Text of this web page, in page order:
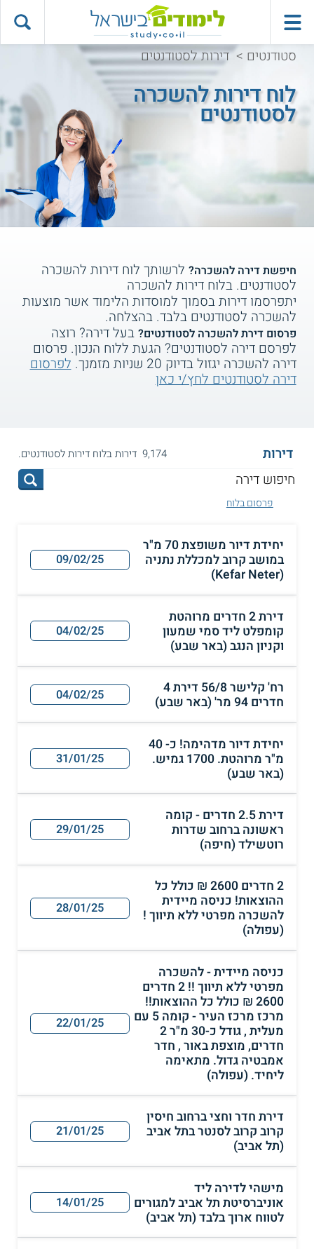
סטודנטים >דירות לסטודנטים
לוח דירות להשכרה
לסטודנטים
חיפשת דירה להשכרה? לרשותך לוח דירות להשכרה
לסטודנטים. בלוח דירות להשכרה
יתפרסמו דירות בסמוך למוסדות הלימוד אשר מוצעות
להשכרה לסטודנטים בלבד. בהצלחה.
פרסום דירת להשכרה לסטודנטים? בעל דירה? רוצה
לפרסם דירה לסטודנטים? הגעת ללוח הנכון. פרסום
דירה להשכרה יגזול בדיוק 20 שניות מזמנך. לפרסום
דירה לסטודנטים לחץ/י כאן
דירות 9,174 דירות בלוח דירות לסטודנטים.
פרסום בלוח
יחידת דיור משופצת 70 מ"ר
במושב קרוב למכללת נתניה
(Kefar Neter)
09/02/25
דירת 2 חדרים מרוהטת
קומפלט ליד סמי שמעון
וקניון הנגב (באר שבע)
04/02/25
רח' קלישר 56/8 דירת 4
חדרים 94 מר' (באר שבע)
04/02/25
יחידת דיור מדהימה! כ- 40
מ"ר מרוהטת. 1700 גמיש.
(באר שבע)
31/01/25
דירת 2.5 חדרים - קומה
ראשונה ברחוב שדרות
רוטשילד (חיפה)
29/01/25
2 חדרים 2600 ₪ כולל כל
ההוצאות! כניסה מיידית
להשכרה מפרטי ללא תיווך !
(עפולה)
28/01/25
כניסה מיידית - להשכרה
מפרטי ללא תיווך !! 2 חדרים
2600 ₪ כולל כל ההוצאות!!
מרכז מרכז העיר - קומה 5 עם
מעלית , גודל כ-30 מ"ר 2
חדרים, מוצפת באור , חדר
אמבטיה גדול. מתאימה
ליחיד. (עפולה)
22/01/25
דירת חדר וחצי ברחוב חיסין
קרוב קרוב לסנטר בתל אביב
(תל אביב)
21/01/25
מישהי לדירה ליד
אוניברסיטת תל אביב למגורים
לטווח ארוך בלבד (תל אביב)
14/01/25